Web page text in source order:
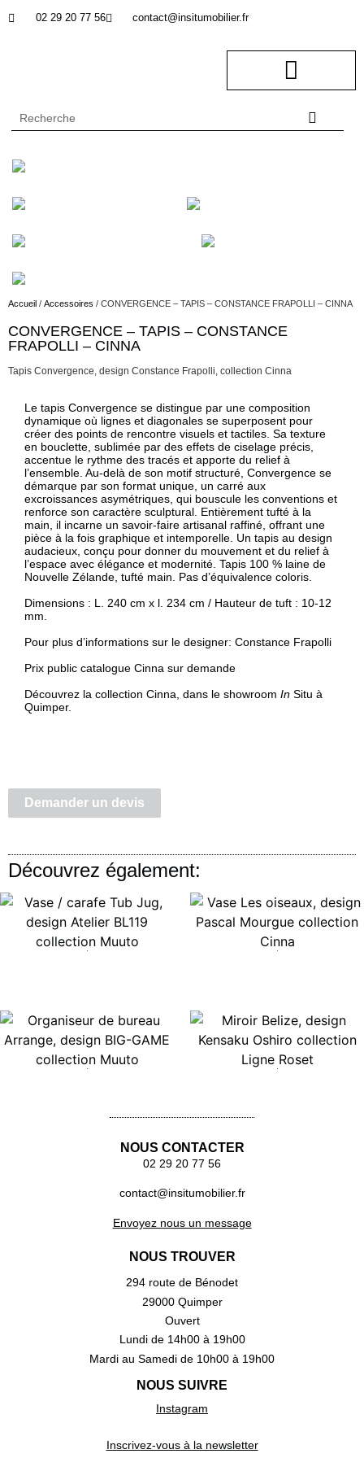
02 29 20 77 56 contact@insitumobilier.fr
Accueil / Accessoires / CONVERGENCE – TAPIS – CONSTANCE FRAPOLLI – CINNA
CONVERGENCE – TAPIS – CONSTANCE
FRAPOLLI – CINNA
Tapis Convergence, design Constance Frapolli, collection Cinna
Description
Description
Le tapis Convergence se distingue par une composition
dynamique où lignes et diagonales se superposent pour
créer des points de rencontre visuels et tactiles. Sa texture
en bouclette, sublimée par des effets de ciselage précis,
accentue le rythme des tracés et apporte du relief à
l’ensemble. Au-delà de son motif structuré, Convergence se
démarque par son format unique, un carré aux
excroissances asymétriques, qui bouscule les conventions et
renforce son caractère sculptural. Entièrement tufté à la
main, il incarne un savoir-faire artisanal raffiné, offrant une
pièce à la fois graphique et intemporelle. Un tapis au design
audacieux, conçu pour donner du mouvement et du relief à
l’espace avec élégance et modernité. Tapis 100 % laine de
Nouvelle Zélande, tufté main. Pas d’équivalence coloris.
Dimensions : L. 240 cm x l. 234 cm / Hauteur de tuft : 10-12
mm.
Pour plus d’informations sur le designer: Constance Frapolli
Prix public catalogue Cinna sur demande
Découvrez la collection Cinna, dans le showroom In Situ à
Quimper.
Demander un devis
Découvrez également:
NOUS CONTACTER
02 29 20 77 56
contact@insitumobilier.fr
Envoyez nous un message
NOUS TROUVER
294 route de Bénodet
29000 Quimper
Ouvert
Lundi de 14h00 à 19h00
Mardi au Samedi de 10h00 à 19h00
NOUS SUIVRE
Instagram
Inscrivez-vous à la newsletter